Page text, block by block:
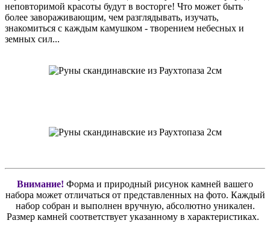
неповторимой красоты будут в восторге! Что может быть
более завораживающим, чем разглядывать, изучать,
знакомиться с каждым камушком - творением небесных и
земных сил...
Внимание! Форма и природный рисунок камней вашего
набора может отличаться от представленных на фото. Каждый
набор собран и выполнен вручную, абсолютно уникален.
Размер камней соответствует указанному в характеристиках.